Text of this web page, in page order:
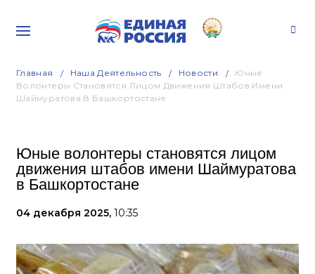
Главная Наша Деятельность Новости
Юные
Волонтеры Становятся Лицом Движения Штабов Имени
Шаймуратова В Башкортостане
Юные волонтеры становятся лицом
движения штабов имени Шаймуратова
в Башкортостане
04 декабря 2025, 10:35